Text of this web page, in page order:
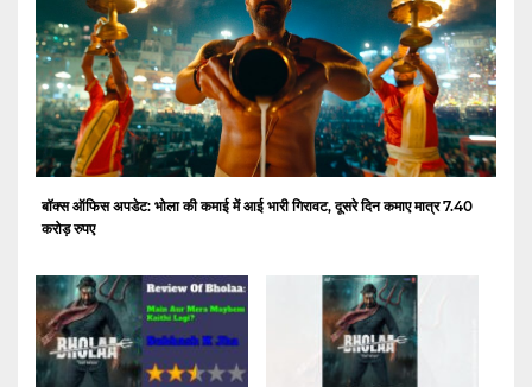
बॉक्स ऑफिस अपडेट: भोला की कमाई में आई भारी गिरावट, दूसरे दिन कमाए मात्र 7.40
करोड़ रुपए